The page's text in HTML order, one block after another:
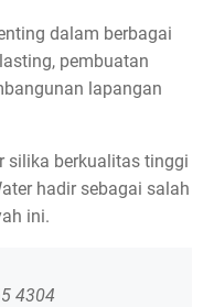
dalam berbagai
pembuatan
lapangan
silika berkualitas tinggi
hadir sebagai salah
ini.
4304